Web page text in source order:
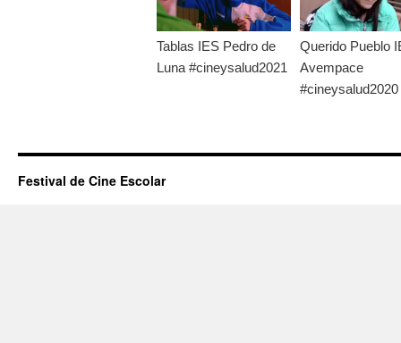
Tablas IES Pedro de
Luna #cineysalud2021
Querido Pueblo
Avempace
#cineysalud2020
Festival de Cine Escolar